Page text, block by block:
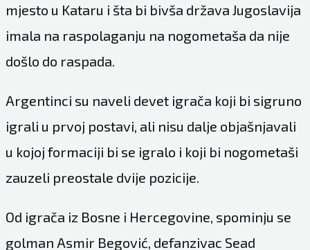
mjesto u Kataru i šta bi bivša država Jugoslavija
imala na raspolaganju na nogometaša da nije
došlo do raspada.
Argentinci su naveli devet igrača koji bi sigruno
igrali u prvoj postavi, ali nisu dalje objašnjavali
u kojoj formaciji bi se igralo i koji bi nogometaši
zauzeli preostale dvije pozicije.
Od igrača iz Bosne i Hercegovine, spominju se
golman Asmir Begović, defanzivac Sead